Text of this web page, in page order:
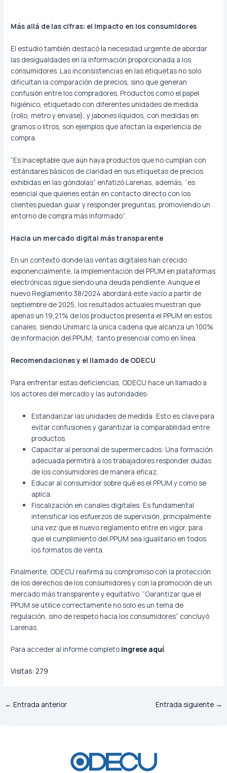
Más allá de las cifras: el impacto en los consumidores
El estudio también destacó la necesidad urgente de abordar
las desigualdades en la información proporcionada a los
consumidores. Las inconsistencias en las etiquetas no solo
dificultan la comparación de precios, sino que generan
confusión entre los compradores. Productos como el papel
higiénico, etiquetado con diferentes unidades de medida
(rollo, metro y envase), y jabones líquidos, con medidas en
gramos o litros, son ejemplos que afectan la experiencia de
compra.
“Es inaceptable que aún haya productos que no cumplan con
estándares básicos de claridad en sus etiquetas de precios
exhibidas en las góndolas” enfatizó Larenas, además, “es
esencial que quienes están en contacto directo con los
clientes puedan guiar y responder preguntas, promoviendo un
entorno de compra más informado”.
Hacia un mercado digital más transparente
En un contexto donde las ventas digitales han crecido
exponencialmente, la implementación del PPUM en plataformas
electrónicas sigue siendo una deuda pendiente. Aunque el
nuevo Reglamento 38/2024 abordará este vacío a partir de
septiembre de 2025, los resultados actuales muestran que
apenas un 19,21% de los productos presenta el PPUM en estos
canales, siendo Unimarc la única cadena que alcanza un 100%
de información del PPUM, tanto presencial como en línea.
Recomendaciones y el llamado de ODECU
Para enfrentar estas deficiencias, ODECU hace un llamado a
los actores del mercado y las autoridades:
Estandarizar las unidades de medida: Esto es clave para
evitar confusiones y garantizar la comparabilidad entre
productos.
Capacitar al personal de supermercados: Una formación
adecuada permitirá a los trabajadores responder dudas
de los consumidores de manera eficaz.
Educar al consumidor sobre qué es el PPUM y como se
aplica.
Fiscalización en canales digitales: Es fundamental
intensificar los esfuerzos de supervisión, principalmente
una vez que el nuevo reglamento entre en vigor, para
que el cumplimiento del PPUM sea igualitario en todos
los formatos de venta.
Finalmente, ODECU reafirma su compromiso con la protección
de los derechos de los consumidores y con la promoción de un
mercado más transparente y equitativo. “Garantizar que el
PPUM se utilice correctamente no solo es un tema de
regulación, sino de respeto hacia los consumidores” concluyó
Larenas.
Para acceder al informe completo ingrese aquí.
Visitas: 279
← Entrada anterior Entrada siguiente →